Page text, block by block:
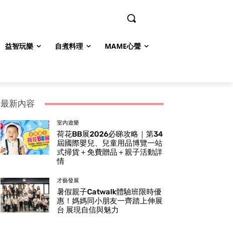
益智玩樂 自煮料理 MAME心聲
最新內容
室內遊樂
荷花BB展2026必睇攻略｜第34
屆國際嬰兒、兒童用品博覽一站
式掃貨＋免費贈品＋親子活動詳
情
才藝發展
暑假親子Catwalk體驗班限時優
惠！媽媽同小朋友一齊踏上伸展
台 展現自信與魅力